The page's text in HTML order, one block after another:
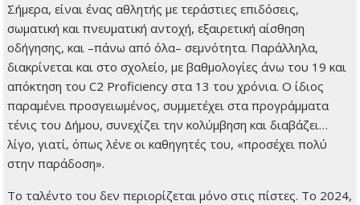
Σήμερα, είναι ένας αθλητής με τεράστιες επιδόσεις,
σωματική και πνευματική αντοχή, εξαιρετική αίσθηση
οδήγησης, και –πάνω από όλα– σεμνότητα. Παράλληλα,
διακρίνεται και στο σχολείο, με βαθμολογίες άνω του 19 και
απόκτηση του C2 Proficiency στα 13 του χρόνια. Ο ίδιος
παραμένει προσγειωμένος, συμμετέχει στα προγράμματα
τένις του Δήμου, συνεχίζει την κολύμβηση και διαβάζει…
λίγο, γιατί, όπως λένε οι καθηγητές του, «προσέχει πολύ
στην παράδοση».
Το ταλέντο του δεν περιορίζεται μόνο στις πίστες. Το 2024,